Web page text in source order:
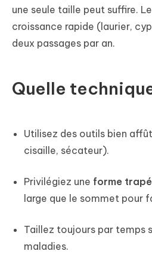
une seule taille peut suffire.
croissance rapide (laurier,
deux passages par an.
Quelle
Utilisez des outils bien
cisaille, sécateur).
Privilégiez une forme
large que le sommet pour
Taillez toujours par temps
maladies.